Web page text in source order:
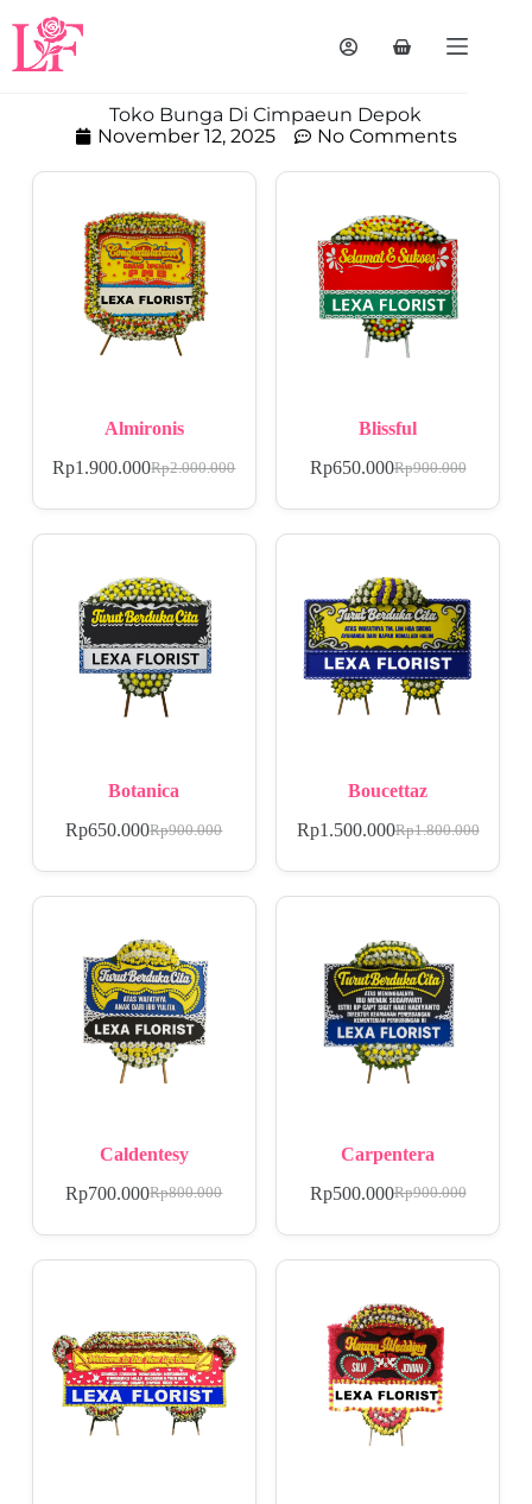
Toko Bunga Di Cimpaeun Depok
November 12, 2025
No Comments
Almironis
Rp2.000.000
Rp1.900.000
Blissful
Rp900.000
Rp650.000
Botanica
Rp900.000
Rp650.000
Boucettaz
Rp1.800.000
Rp1.500.000
Caldentesy
Rp800.000
Rp700.000
Carpentera
Rp900.000
Rp500.000